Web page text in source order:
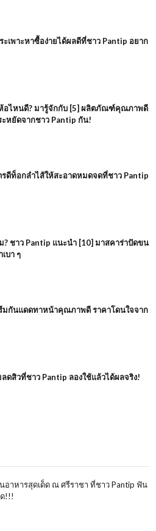
ะเพาะหาซื้อง่ายได้ผลดีที่ชาว Pantip อยาก
อไหนดี? มารู้จักกับ [5] ผลิตภัณฑ์คุณภาพดี
หยัดจากชาว Pantip กัน!
ดีท็อกลำไส้ให้สะอาดหมดจดที่ชาว Pantip
? ชาว Pantip แนะนำ [10] มาสคาร่าปัดขน
บา ๆ
มกันแดดทาหน้าคุณภาพดี ราคาโดนใจจาก
ลดสิวที่ชาว Pantip ลองใช้แล้วได้ผลจริง!
อาหารสุดเด็ด ณ ศรีราชา ที่ชาว Pantip ฟัน
!!!